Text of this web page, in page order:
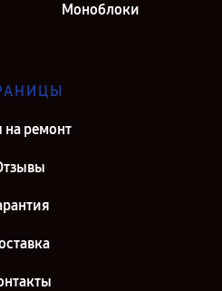
Моноблоки
на ремонт